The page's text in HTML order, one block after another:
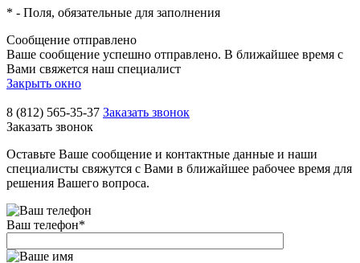
* - Поля, обязательные для заполнения
Сообщение отправлено
Ваше сообщение успешно отправлено. В ближайшее время с
Вами свяжется наш специалист
Закрыть окно
8 (812) 565-35-37 Заказать звонок
Заказать звонок
Оставьте Ваше сообщение и контактные данные и наши
специалисты свяжутся с Вами в ближайшее рабочее время для
решения Вашего вопроса.
Ваш телефон*